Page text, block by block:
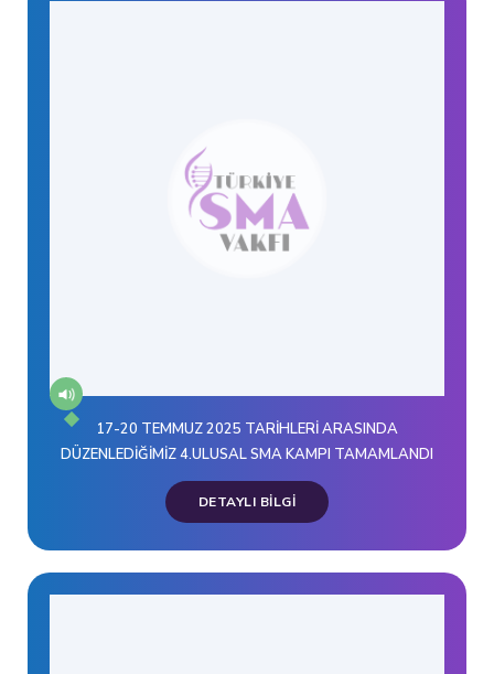
17-20 TEMMUZ 2025 TARİHLERİ ARASINDA
DÜZENLEDİĞİMİZ 4.ULUSAL SMA KAMPI TAMAMLANDI